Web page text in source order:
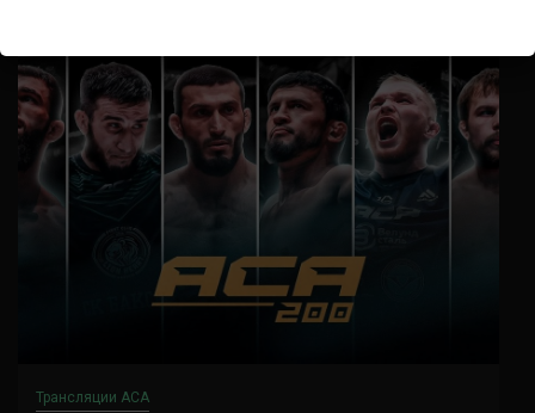
Трансляции ACA